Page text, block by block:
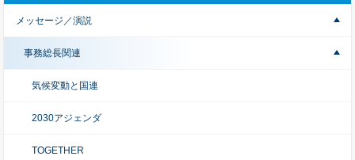
メッセージ／演説
事務総長関連
気候変動と国連
2030アジェンダ
TOGETHER